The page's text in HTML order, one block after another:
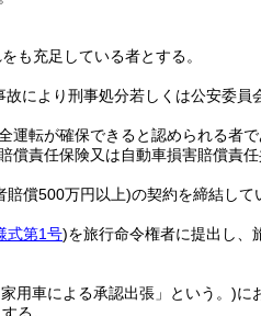
も充足している者とする。
により刑事処分若しくは公安委員
転が確保できると認められる者で
償責任保険又は自動車損害賠償責
賠償500万円以上)の契約を締結して
式第1号)を旅行命令権者に提出し、
用車による承認出張」という。)に